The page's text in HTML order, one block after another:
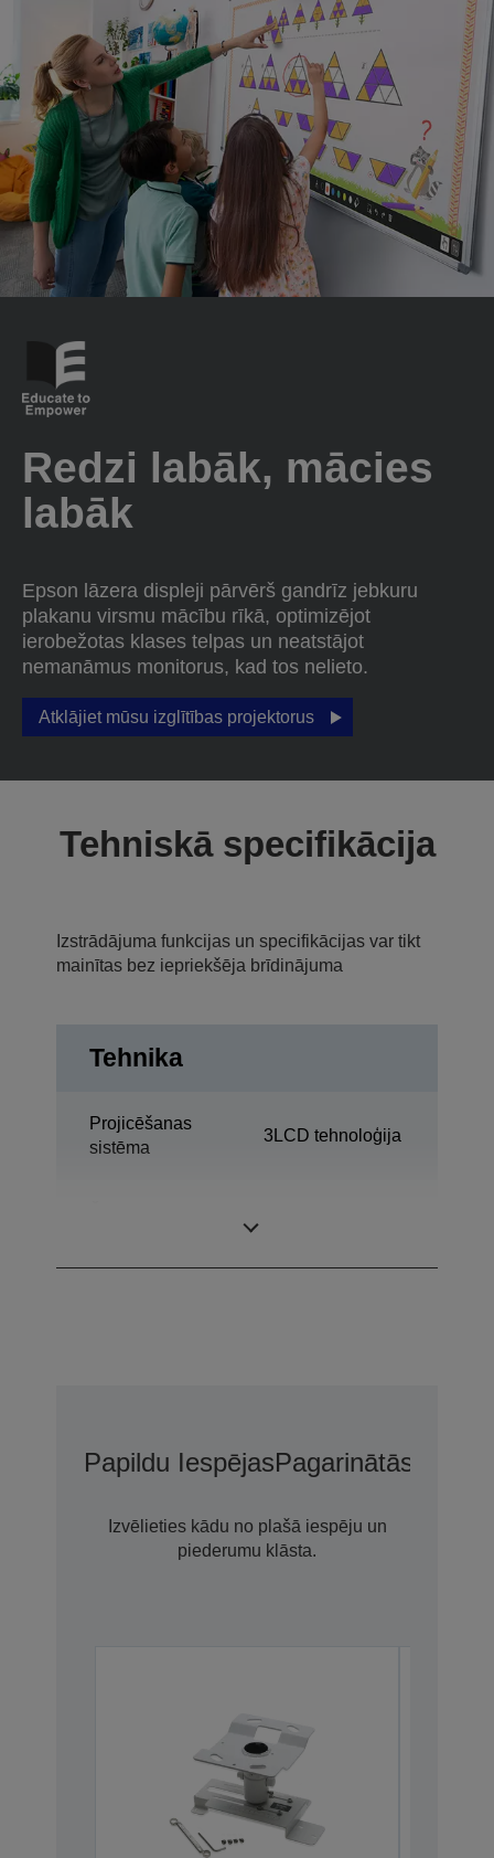
Redzi labāk, mācies
labāk
Epson lāzera displeji pārvērš gandrīz jebkuru
plakanu virsmu mācību rīkā, optimizējot
ierobežotas klases telpas un neatstājot
nemanāmus monitorus, kad tos nelieto.
Atklājiet mūsu izglītības projektorus
Tehniskā specifikācija
Izstrādājuma funkcijas un specifikācijas var tikt
mainītas bez iepriekšēja brīdinājuma
Tehnika
Projicēšanas
sistēma
3LCD tehnoloģija
Papildu IespējasPagarinātās
Izvēlieties kādu no plašā iespēju un
piederumu klāsta.